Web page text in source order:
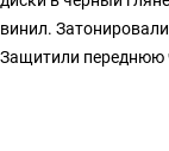
винил.
Защитили переднюю